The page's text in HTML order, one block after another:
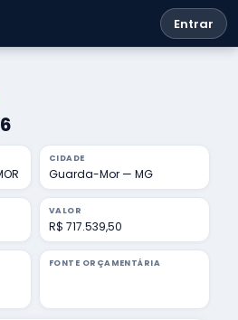
Entrar
CIDADE
Guarda-Mor — MG
VALOR
R$ 717.539,50
FONTE ORÇAMENTÁRIA